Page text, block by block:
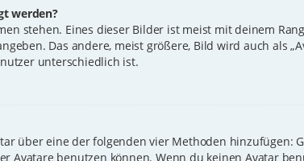
werden?
stehen. Eines dieser Bilder ist meist mit deinem
Das andere, meist größere, Bild wird auch als
unterschiedlich ist.
über eine der folgenden vier Methoden hinzufügen:
Avatare benutzen können. Wenn du keinen Avatar